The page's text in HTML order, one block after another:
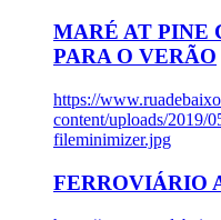
MARÉ AT PINE
PARA O VERÃO
https://
content/uploads/2019/
fileminimizer.jpg
FERROVIÁRIO